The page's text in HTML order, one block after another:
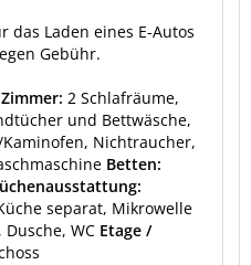
das Laden eines E-Autos
Gebühr.
2 Schlafräume,
und Bettwäsche,
Nichtraucher,
Betten:
separat, Mikrowelle
Dusche, WC Etage /